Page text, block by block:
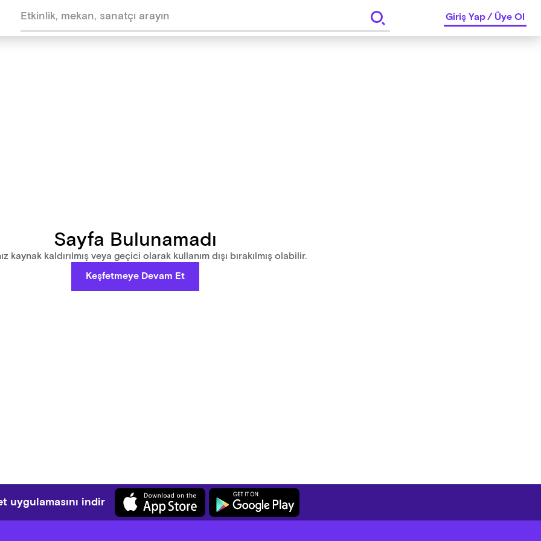
Giriş Yap/Üye Ol
Sayfa Bulunamadı
kaynak kaldırılmış veya geçici olarak kullanım dışı bırakılmış olabilir.
Keşfetmeye Devam Et
uygulamasını indir